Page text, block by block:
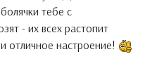
тебе с
- их всех растопит
отличное настроение!